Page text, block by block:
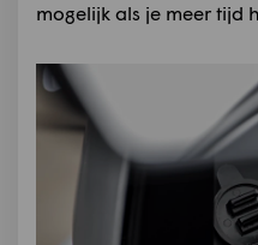
mogelijk als je meer tijd